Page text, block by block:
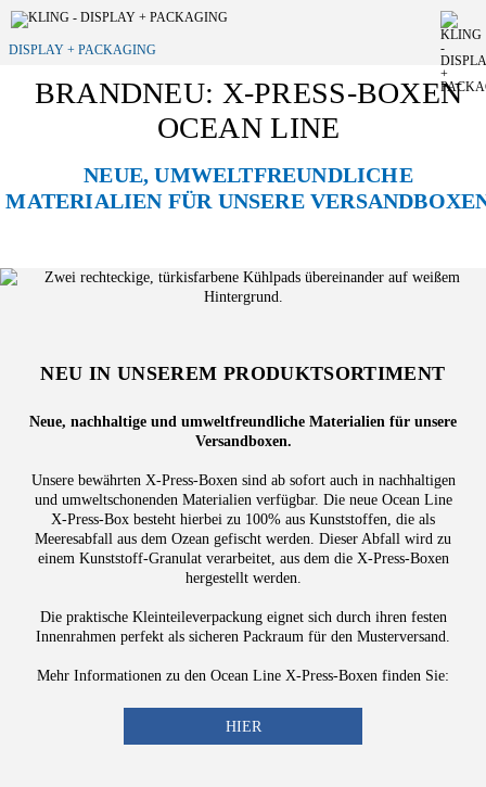
DISPLAY + PACKAGING
BRANDNEU: X-PRESS-BOXEN
OCEAN LINE
NEUE, UMWELTFREUNDLICHE
MATERIALIEN FÜR UNSERE
NEU IN UNSEREM PRODUKTSORTIMENT
Neue, nachhaltige und umweltfreundliche Materialien für unsere
Versandboxen.
Unsere bewährten X-Press-Boxen sind ab sofort auch in nachhaltigen
und umweltschonenden Materialien verfügbar. Die neue Ocean Line
X-Press-Box besteht hierbei zu 100% aus Kunststoffen, die als
Meeresabfall aus dem Ozean gefischt werden. Dieser Abfall wird zu
einem Kunststoff-Granulat verarbeitet, aus dem die X-Press-Boxen
hergestellt werden.
Die praktische Kleinteileverpackung eignet sich durch ihren festen
Innenrahmen perfekt als sicheren Packraum für den Musterversand.
Mehr Informationen zu den Ocean Line X-Press-Boxen finden Sie:
HIER